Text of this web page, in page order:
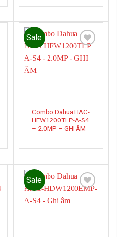
Sale
wishlist
Combo Dahua HAC-
HFW1200TLP-A-S4
– 2.0MP – GHI ÂM
Sale